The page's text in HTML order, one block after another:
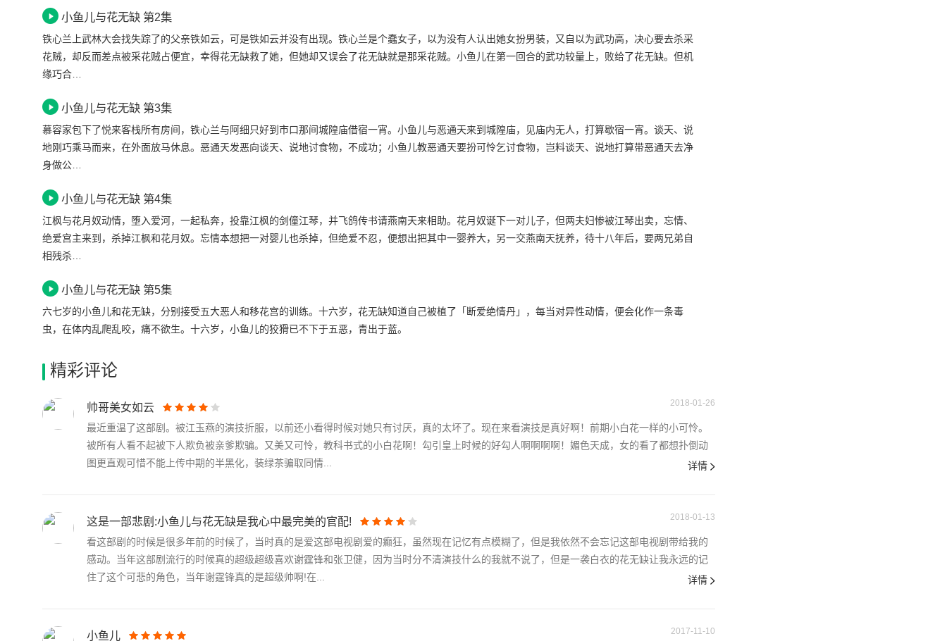
小鱼儿与花无缺 第2集
铁心兰上武林大会找失踪了的父亲铁如云，可是铁如云并没有出现。铁心兰是个蠢女子，以为没有人认出她女扮男装，又自以为武功高，决心要去杀采
花贼，却反而差点被采花贼占便宜，幸得花无缺救了她，但她却又误会了花无缺就是那采花贼。小鱼儿在第一回合的武功较量上，败给了花无缺。但机
缘巧合…
小鱼儿与花无缺 第3集
慕容家包下了悦来客栈所有房间，铁心兰与阿细只好到市口那间城隍庙借宿一宵。小鱼儿与恶通天来到城隍庙，见庙内无人，打算歇宿一宵。谈天、说
地刚巧乘马而来，在外面放马休息。恶通天发恶向谈天、说地讨食物，不成功；小鱼儿教恶通天要扮可怜乞讨食物，岂料谈天、说地打算带恶通天去净
身做公…
小鱼儿与花无缺 第4集
江枫与花月奴动情，堕入爱河，一起私奔，投靠江枫的剑僮江琴，并飞鸽传书请燕南天来相助。花月奴诞下一对儿子，但两夫妇惨被江琴出卖，忘情、
绝爱宫主来到，杀掉江枫和花月奴。忘情本想把一对婴儿也杀掉，但绝爱不忍，便想出把其中一婴养大，另一交燕南天抚养，待十八年后，要两兄弟自
相残杀…
小鱼儿与花无缺 第5集
六七岁的小鱼儿和花无缺，分别接受五大恶人和移花宫的训练。十六岁，花无缺知道自己被植了「断爱绝情丹」，每当对异性动情，便会化作一条毒
虫，在体内乱爬乱咬，痛不欲生。十六岁，小鱼儿的狡猾已不下于五恶，青出于蓝。
精彩评论
帅哥美女如云 2018-01-26
最近重温了这部剧。被江玉燕的演技折服，以前还小看得时候对她只有讨厌，真的太坏了。现在来看演技是真好啊！前期小白花一样的小可怜。
被所有人看不起被下人欺负被亲爹欺骗。又美又可怜，教科书式的小白花啊！勾引皇上时候的好勾人啊啊啊啊！媚色天成，女的看了都想扑倒动
图更直观可惜不能上传中期的半黑化，装绿茶骗取同情...
详情
这是一部悲剧:小鱼儿与花无缺是我心中最完美的官配! 2018-01-13
看这部剧的时候是很多年前的时候了，当时真的是爱这部电视剧爱的癫狂，虽然现在记忆有点模糊了，但是我依然不会忘记这部电视剧带给我的
感动。当年这部剧流行的时候真的超级超级喜欢谢霆锋和张卫健，因为当时分不清演技什么的我就不说了，但是一袭白衣的花无缺让我永远的记
住了这个可悲的角色，当年谢霆锋真的是超级帅啊!在...
详情
小鱼儿 2017-11-10